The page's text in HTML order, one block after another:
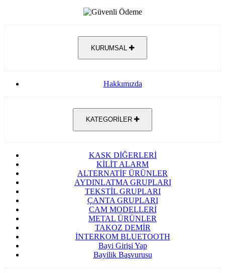
KURUMSAL
Hakkımızda
KATEGORİLER
KASK DİĞERLERİ
KİLİT ALARM
ALTERNATİF ÜRÜNLER
AYDINLATMA GRUPLARI
TEKSTİL GRUPLARI
ÇANTA GRUPLARI
CAM MODELLERİ
METAL ÜRÜNLER
TAKOZ DEMİR
İNTERKOM BLUETOOTH
Bayi Girişi Yap
Bayilik Başvurusu